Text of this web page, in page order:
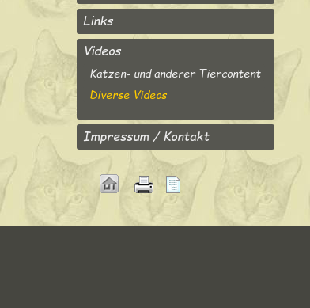
Links
Videos
Katzen- und anderer Tiercontent
Diverse Videos
Impressum / Kontakt